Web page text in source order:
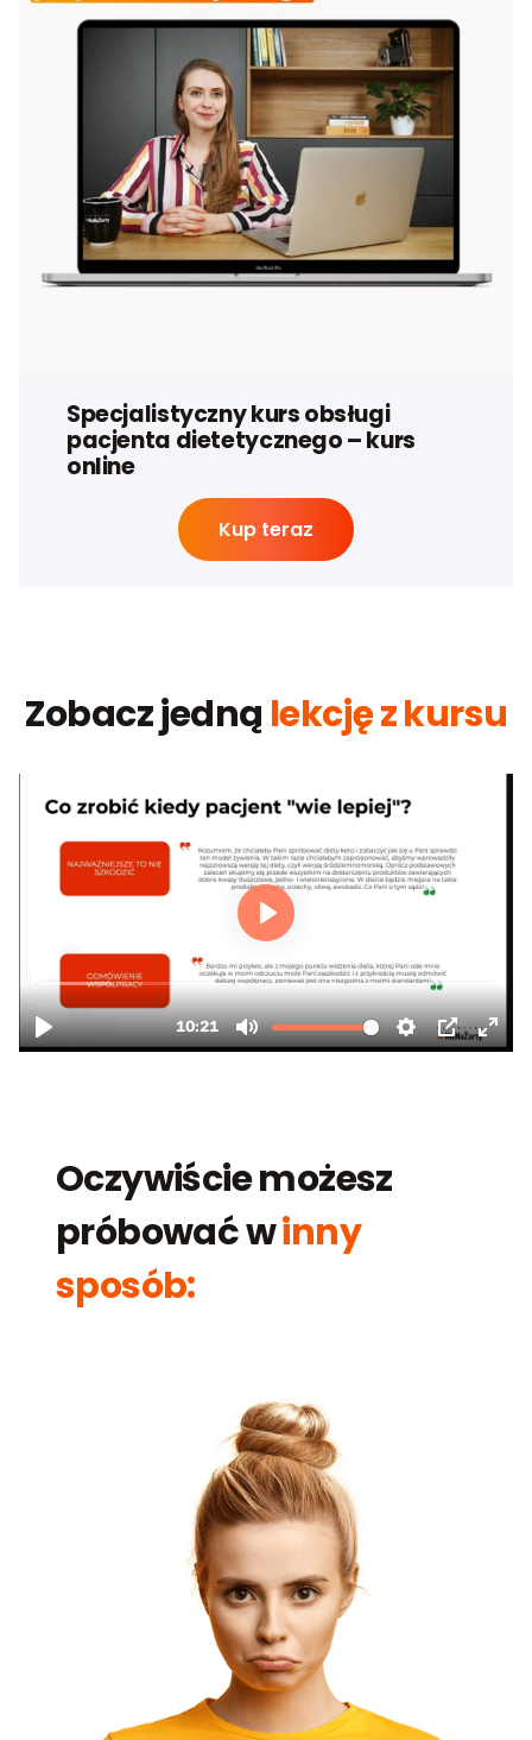
Specjalistyczny kurs obsługi
pacjenta dietetycznego – kurs
online
Kup teraz
Zobacz jedną lekcję z kursu
Oczywiście możesz
próbować winny
sposób: